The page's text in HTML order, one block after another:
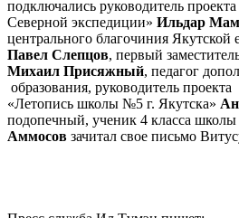
подключались руководитель
Северной экспедиции» Ильдар
центрального благочиния Якутской
Павел Слепцов, первый
Михаил Присяжный, педагог
образования, руководитель проекта
«Летопись школы №5 г. Якутска»
подопечный, ученик 4 класса
Аммосов зачитал свое письмо